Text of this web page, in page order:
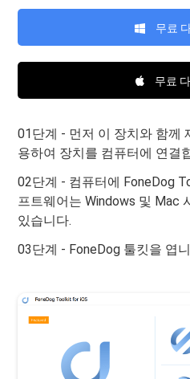
무료
무료
01단계 - 먼저 이 장치와 함께
용하여 장치를 컴퓨터에 연결
02단계 - 컴퓨터에 FoneDog
프트웨어는 Windows 및 Mac
있습니다.
03단계 - FoneDog 툴킷을 엽